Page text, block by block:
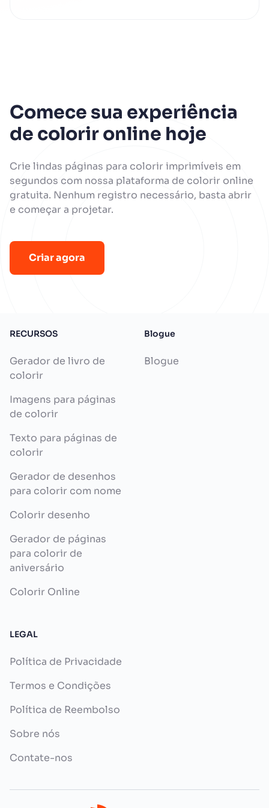
Comece sua experiência
de colorir online hoje
Crie lindas páginas para colorir imprimíveis em
segundos com nossa plataforma de colorir online
gratuita. Nenhum registro necessário, basta abrir
e começar a projetar.
Criar agora
RECURSOS
Gerador de livro de
colorir
Imagens para páginas
de colorir
Texto para páginas de
colorir
Gerador de desenhos
para colorir com nome
Colorir desenho
Gerador de páginas
para colorir de
aniversário
Colorir Online
Blogue
Blogue
LEGAL
Política de Privacidade
Termos e Condições
Política de Reembolso
Sobre nós
Contate-nos